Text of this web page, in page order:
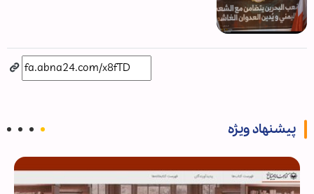
پیشنهاد ویژه